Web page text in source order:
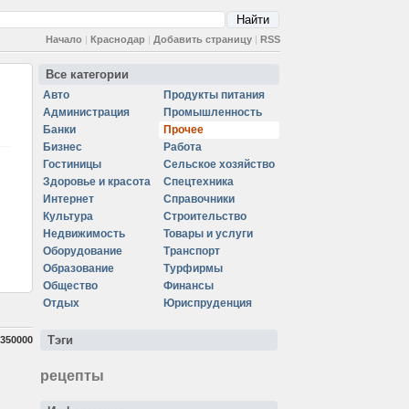
Начало | Краснодар | Добавить страницу | RSS
350000
Все категории
Авто
Администрация
Банки
Бизнес
Гостиницы
Здоровье и красота
Интернет
Культура
Недвижимость
Оборудование
Образование
Общество
Отдых
Продукты питания
Промышленность
Прочее
Работа
Сельское хозяйство
Спецтехника
Справочники
Строительство
Товары и услуги
Транспорт
Турфирмы
Финансы
Юриспруденция
Тэги
рецепты